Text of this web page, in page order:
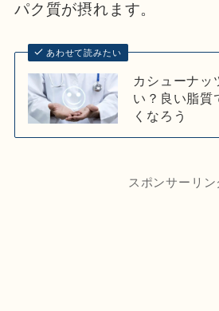
パク質が摂れます。
あわせて読みたい
カシューナッ
い？良い脂質
くなろう
スポンサーリン